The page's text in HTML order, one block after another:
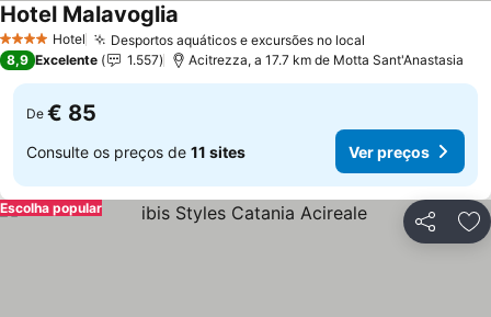
4 EstrelasHotel Desportos aquáticos e excursões no local
Hotel Malavoglia
8,9 Excelente 1.557 Acitrezza, a 17.7 km de Motta Sant'Anastasia
De € 85
Consulte os preços de 11 sites Ver preços
Partilhar
Escolha popular